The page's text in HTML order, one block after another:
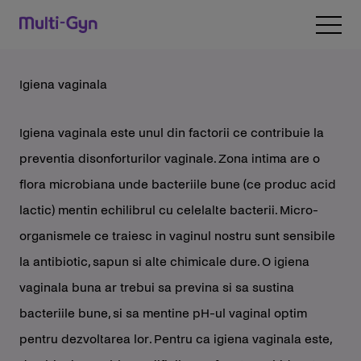
Igiena vaginala
Igiena vaginala este unul din factorii ce contribuie la
preventia disonforturilor vaginale. Zona intima are o
flora microbiana unde bacteriile bune (ce produc acid
lactic) mentin echilibrul cu celelalte bacterii. Micro-
organismele ce traiesc in vaginul nostru sunt sensibile
la antibiotic, sapun si alte chimicale dure. O igiena
vaginala buna ar trebui sa previna si sa sustina
bacteriile bune, si sa mentine pH-ul vaginal optim
pentru dezvoltarea lor. Pentru ca igiena vaginala este,